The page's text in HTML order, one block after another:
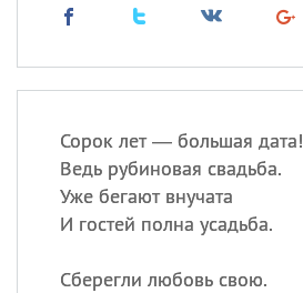
Сорок лет — большая дата!
Ведь рубиновая свадьба.
Уже бегают внучата
И гостей полна усадьба.
Сберегли любовь свою.